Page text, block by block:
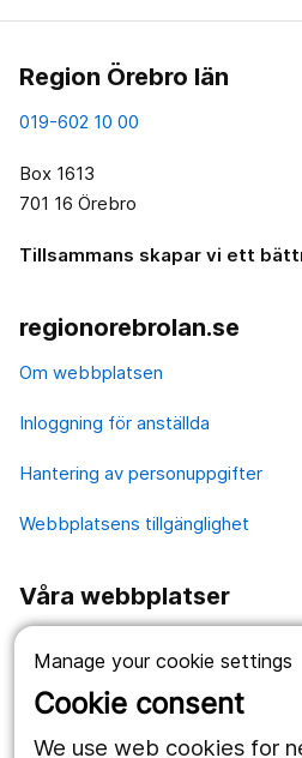
Manage your cookie settings
Cookie consent
We use web cookies for
Region Örebro län
019-602 10 00
Box 1613
701 16 Örebro
Tillsammans skapar vi ett
regionorebrolan.se
Om webbplatsen
Inloggning för anställda
Hantering av personuppgifter
Webbplatsens tillgänglighet
Våra webbplatser
Länstrafiken
Region Örebro län